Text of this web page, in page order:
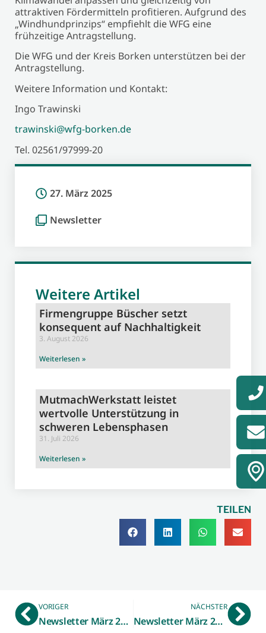
attraktiven Fördermitteln profitieren. Aufgrund des
„Windhundprinzips“ empfiehlt die WFG eine
frühzeitige Antragstellung.
Die WFG und der Kreis Borken unterstützen bei der
Antragstellung.
Weitere Information und Kontakt:
Ingo Trawinski
trawinski@wfg-borken.de
Tel. 02561/97999-20
27. März 2025
Newsletter
Weitere Artikel
Firmengruppe Büscher setzt
konsequent auf Nachhaltigkeit
3. August 2026
Weiterlesen »
MutmachWerkstatt leistet
wertvolle Unterstützung in
schweren Lebensphasen
31. Juli 2026
Weiterlesen »
TEILEN
VORIGER
Newsletter März 2025 – Gewerbliche Immobilienbörse
NÄCHSTER
Newsletter März 2025 – Ökoprofit